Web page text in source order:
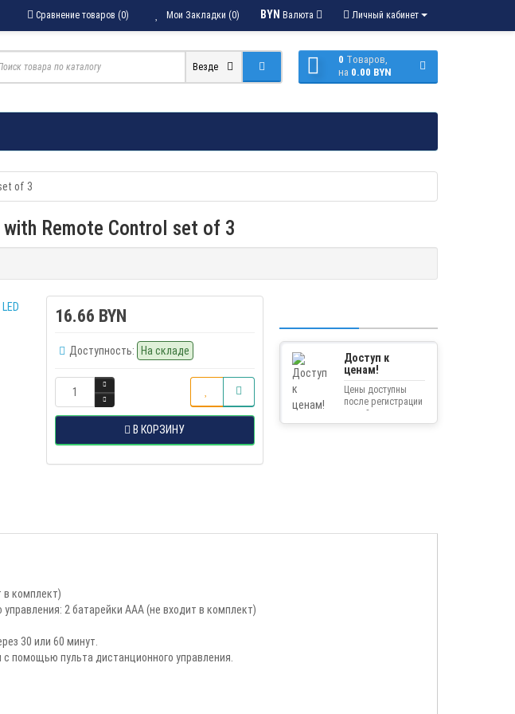
Личный кабинет
BYN Валюта
Мои Закладки (0)
Сравнение товаров (0)
0 Tоваров,
на 0.00 BYN
Везде
of 3
Remote Control set of 3
16.66 BYN
Доступность: На складе
В КОРЗИНУ
Доступ к
ценам!
Цены доступны
после регистрации
на сайте.
в комплект)
2 батарейки ААА (не входит в комплект)
30 или 60 минут.
помощью пульта дистанционного управления.